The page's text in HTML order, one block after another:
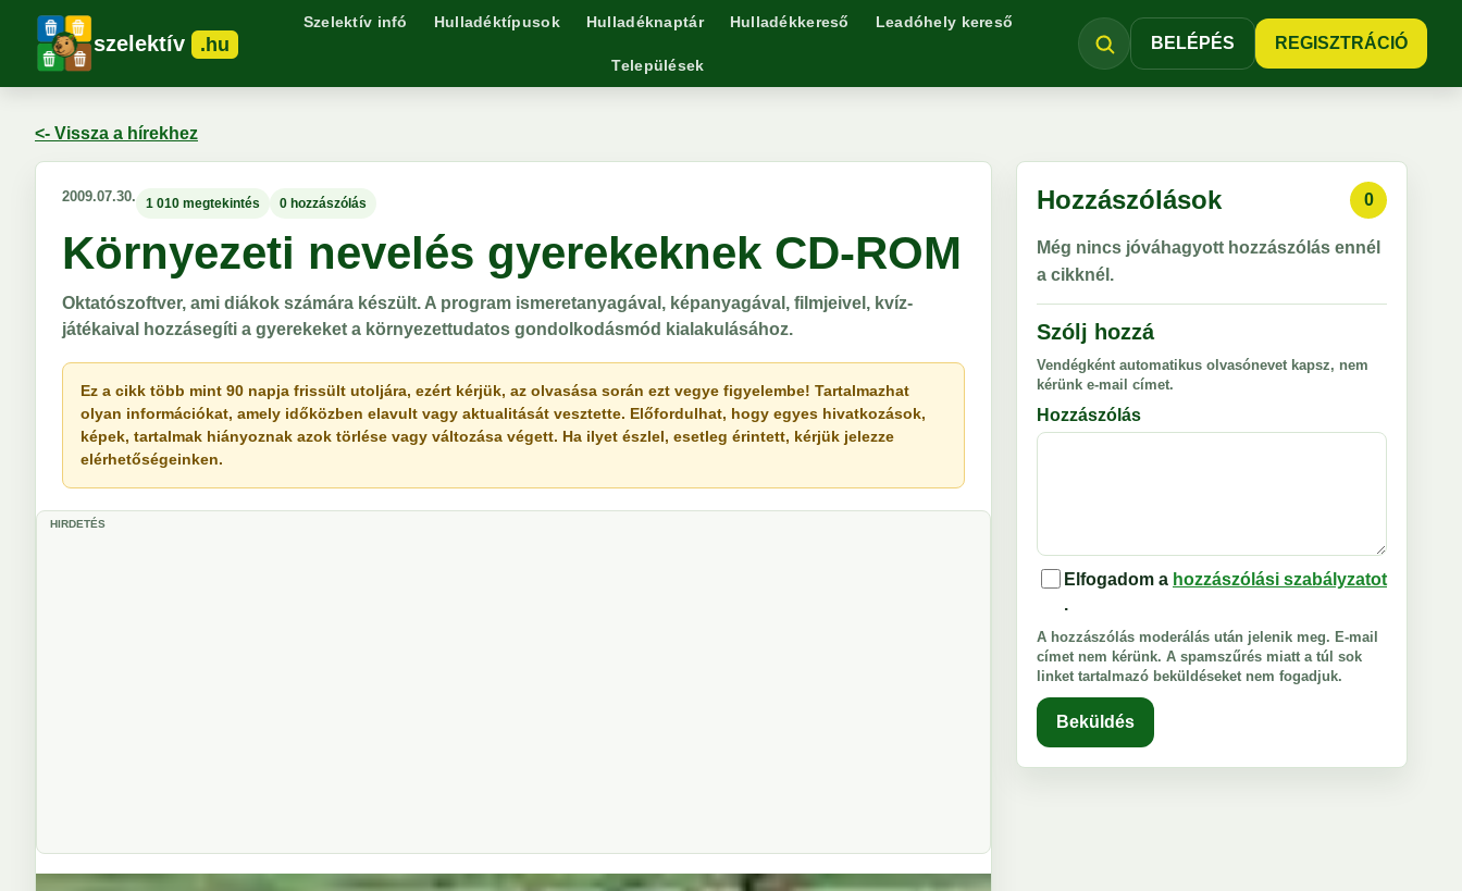
szelektív .hu
Szelektív infó Hulladéktípusok Hulladéknaptár Hulladékkereső Leadóhely kereső
Települések
BELÉPÉS REGISZTRÁCIÓ
<- Vissza a hírekhez
2009.07.30. 1 010 megtekintés 0 hozzászólás
Környezeti nevelés gyerekeknek CD-ROM
Oktatószoftver, ami diákok számára készült. A program ismeretanyagával, képanyagával, filmjeivel, kvíz-
játékaival hozzásegíti a gyerekeket a környezettudatos gondolkodásmód kialakulásához.
Ez a cikk több mint 90 napja frissült utoljára, ezért kérjük, az olvasása során ezt vegye figyelembe! Tartalmazhat
olyan információkat, amely időközben elavult vagy aktualitását vesztette. Előfordulhat, hogy egyes hivatkozások,
képek, tartalmak hiányoznak azok törlése vagy változása végett. Ha ilyet észlel, esetleg érintett, kérjük jelezze
elérhetőségeinken.
HIRDETÉS
Hozzászólások 0
Még nincs jóváhagyott hozzászólás ennél
a cikknél.
Szólj hozzá
Vendégként automatikus olvasónevet kapsz, nem
kérünk e-mail címet.
Hozzászólás
Elfogadom a hozzászólási szabályzatot
.
A hozzászólás moderálás után jelenik meg. E-mail
címet nem kérünk. A spamszűrés miatt a túl sok
linket tartalmazó beküldéseket nem fogadjuk.
Beküldés